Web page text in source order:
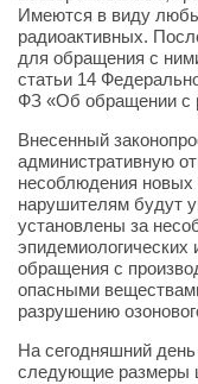
Имеются в виду
радиоактивных.
для обращения с
статьи 14
ФЗ «Об обращении с
Внесенный
административную
несоблюдения новых
нарушителям будут
установлены за
эпидемиологических
обращения с
опасными
разрушению
На сегодняшний
следующие размеры